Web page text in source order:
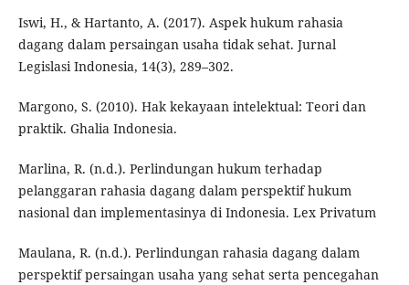
Iswi, H., & Hartanto, A. (2017). Aspek hukum rahasia
dagang dalam persaingan usaha tidak sehat. Jurnal
Legislasi Indonesia, 14(3), 289–302.
Margono, S. (2010). Hak kekayaan intelektual: Teori dan
praktik. Ghalia Indonesia.
Marlina, R. (n.d.). Perlindungan hukum terhadap
pelanggaran rahasia dagang dalam perspektif hukum
nasional dan implementasinya di Indonesia. Lex Privatum
Maulana, R. (n.d.). Perlindungan rahasia dagang dalam
perspektif persaingan usaha yang sehat serta pencegahan